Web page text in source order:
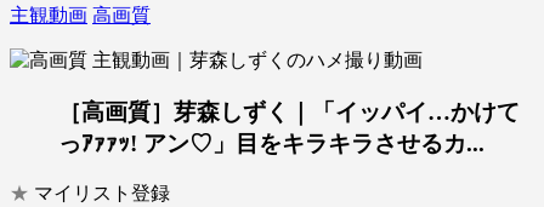
主観動画 高画質
［高画質］芽森しずく｜「イッパイ…かけて
っｱｧｧｯ! アン♡」目をキラキラさせるカ...
★ マイリスト登録